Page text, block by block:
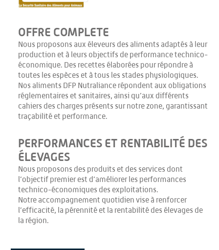
OFFRE COMPLETE
Nous proposons aux éleveurs des aliments adaptés à leur
production et à leurs objectifs de performance technico-
économique. Des recettes élaborées pour répondre à
toutes les espèces et à tous les stades physiologiques.
Nos aliments DFP Nutraliance répondent aux obligations
réglementaires et sanitaires, ainsi qu’aux différents
cahiers des charges présents sur notre zone, garantissant
traçabilité et performance.
PERFORMANCES ET RENTABILITÉ DES
ÉLEVAGES
Nous proposons des produits et des services dont
l’objectif premier est d’améliorer les performances
technico-économiques des exploitations.
Notre accompagnement quotidien vise à renforcer
l’efficacité, la pérennité et la rentabilité des élevages de
la région.